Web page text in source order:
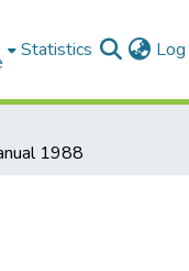
Statistics
1988